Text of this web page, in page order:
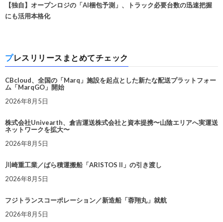
【独自】オープンロジの「AI梱包予測」、トラック必要台数の迅速把握
にも活用本格化
プレスリリースまとめてチェック
CBcloud、全国の「Marq」施設を起点とした新たな配送プラットフォー
ム「MarqGO」開始
2026年8月5日
株式会社Univearth、倉吉運送株式会社と資本提携〜山陰エリアへ実運送
ネットワークを拡大〜
2026年8月5日
川崎重工業／ばら積運搬船「ARISTOS II」の引き渡し
2026年8月5日
フジトランスコーポレーション／新造船「蓉翔丸」就航
2026年8月5日